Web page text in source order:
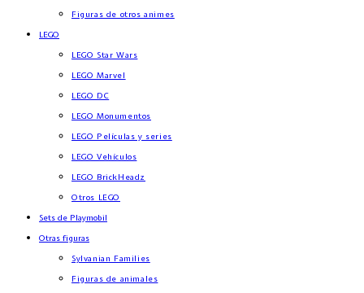
Figuras de otros animes
LEGO
LEGO Star Wars
LEGO Marvel
LEGO DC
LEGO Monumentos
LEGO Películas y series
LEGO Vehículos
LEGO BrickHeadz
Otros LEGO
Sets de Playmobil
Otras figuras
Sylvanian Families
Figuras de animales